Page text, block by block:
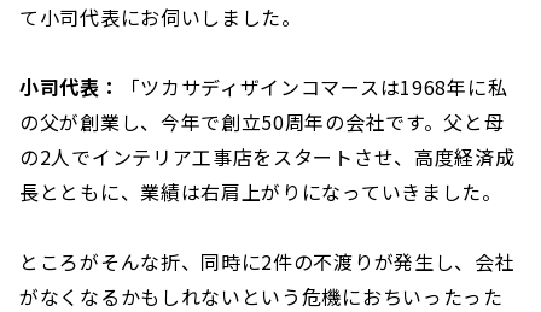
て小司代表にお伺いしました。
小司代表：
「ツカサディザインコマースは1968年に私
の父が創業し、今年で創立50周年の会社です。父と母
の2人でインテリア工事店をスタートさせ、高度経済成
長とともに、業績は右肩上がりになっていきました。
ところがそんな折、同時に2件の不渡りが発生し、会社
がなくなるかもしれないという危機におちいったった